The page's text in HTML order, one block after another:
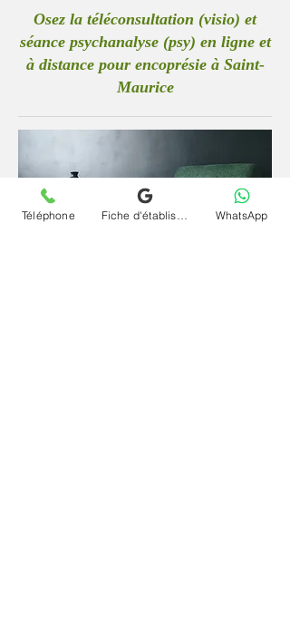
Osez la téléconsultation (visio) et
séance psychanalyse (psy) en ligne et
à distance pour encoprésie à Saint-
Maurice
Téléphone WhatsApp